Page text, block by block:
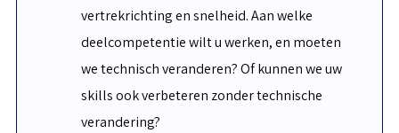
vertrekrichting en snelheid. Aan welke
deelcompetentie wilt u werken, en moeten
we technisch veranderen? Of kunnen we uw
skills ook verbeteren zonder technische
verandering?